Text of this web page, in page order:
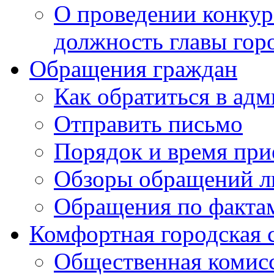
О проведении
должность главы
Обращения граждан
Как обратиться в
Отправить письмо
Порядок и время
Обзоры обращений
Обращения по
Комфортная городская
Общественная